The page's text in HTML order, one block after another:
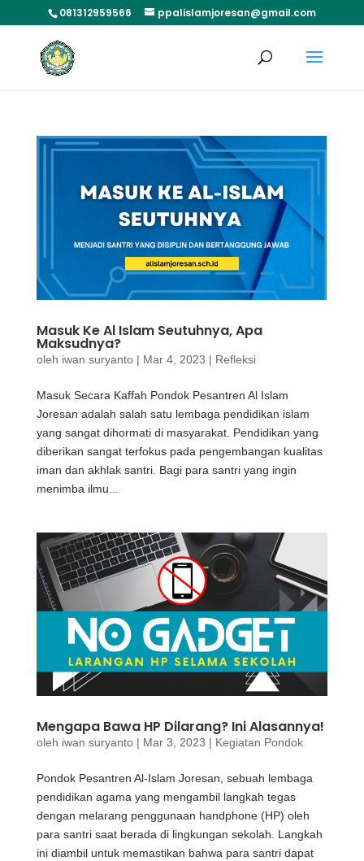
081312959566 ppalislamjoresan@gmail.com
Masuk Ke Al Islam Seutuhnya, Apa
Maksudnya?
oleh iwan suryanto| Mar 4, 2023 | Refleksi
Masuk Secara Kaffah Pondok Pesantren Al Islam
Joresan adalah salah satu lembaga pendidikan islam
yang sangat dihormati di masyarakat. Pendidikan yang
diberikan sangat terfokus pada pengembangan kualitas
iman dan akhlak santri. Bagi para santri yang ingin
menimba ilmu...
Mengapa Bawa HP Dilarang? Ini Alasannya!
oleh iwan suryanto| Mar 3, 2023 | Kegiatan Pondok
Pondok Pesantren Al-Islam Joresan, sebuah lembaga
pendidikan agama yang mengambil langkah tegas
dengan melarang penggunaan handphone (HP) oleh
para santri saat berada di lingkungan sekolah. Langkah
ini diambil untuk memastikan bahwa para santri dapat